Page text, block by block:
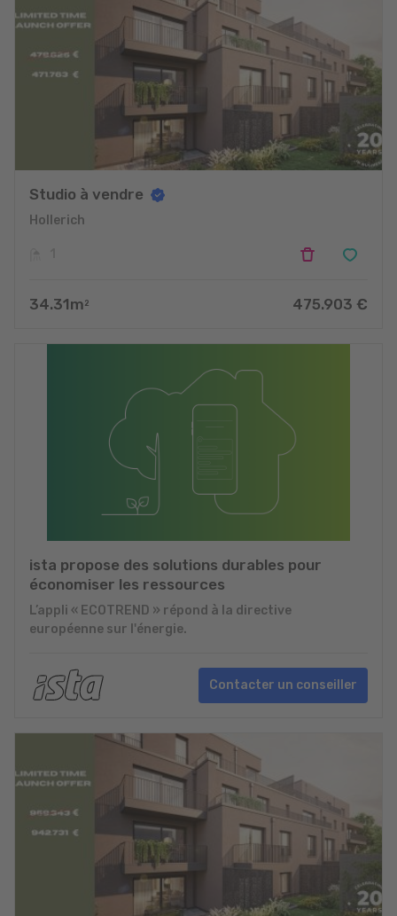
Studio à vendre
Hollerich
34.31m 2 475.903 €
ista propose des solutions durables pour
économiser les ressources
L’appli « ECOTREND » répond à la directive
européenne sur l'énergie.
Contacter un conseiller